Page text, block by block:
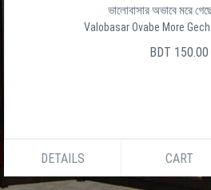
ভালোবাসার অভাবে মরে
Valobasar Ovabe More
BDT 150.00
DETAILS CART